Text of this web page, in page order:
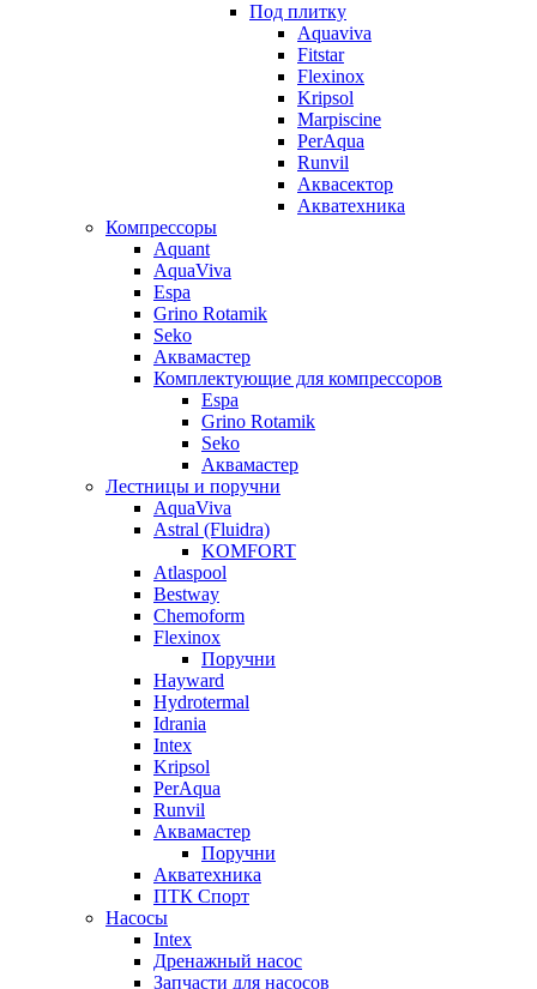
Под плитку
Aquaviva
Fitstar
Flexinox
Kripsol
Marpiscine
PerAqua
Runvil
Аквасектор
Акватехника
Компрессоры
Aquant
AquaViva
Espa
Grino Rotamik
Seko
Аквамастер
Комплектующие для компрессоров
Espa
Grino Rotamik
Seko
Аквамастер
Лестницы и поручни
AquaViva
Astral (Fluidra)
KOMFORT
Atlaspool
Bestway
Chemoform
Flexinox
Поручни
Hayward
Hydrotermal
Idrania
Intex
Kripsol
PerAqua
Runvil
Аквамастер
Поручни
Акватехника
ПТК Спорт
Насосы
Intex
Дренажный насос
Запчасти для насосов